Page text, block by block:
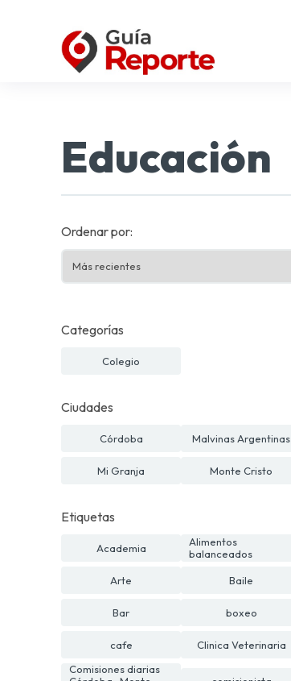
Educación
Ordenar por:
Categorías
Colegio
Ciudades
Córdoba Malvinas Argentinas
Mi Granja Monte Cristo
Etiquetas
Academia
Alimentos
balanceados
Arte Baile
Bar boxeo
cafe
Clinica Veterinaria
Comisiones diarias